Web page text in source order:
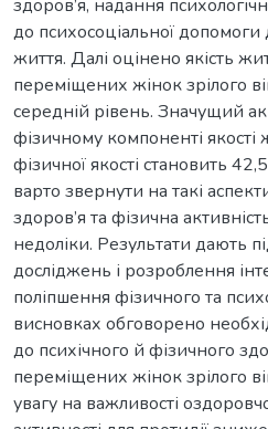
здоров’я, надання
до психосоціальної допомоги
життя. Далі оцінено якість
переміщених жінок зрілого
середній рівень. Значущий
фізичному компоненті якості
фізичної якості становить
варто звернути на такі
здоров’я та фізична
недоліки. Результати дають
досліджень і розроблення
поліпшення фізичного та
висновках обговорено
до психічного й фізичного
переміщених жінок зрілого
увагу на важливості